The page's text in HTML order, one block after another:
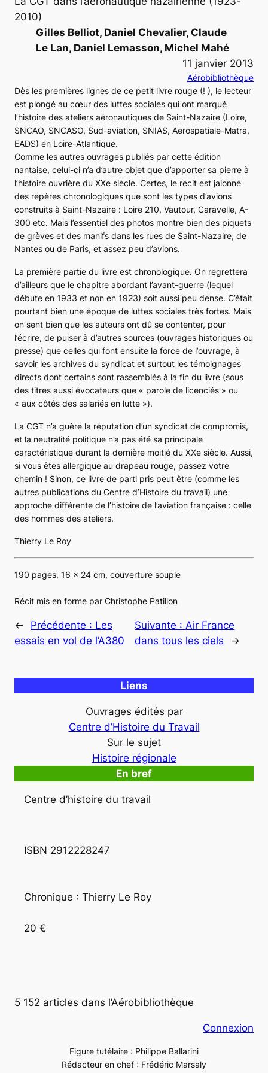
2010)
Gilles Belliot, Daniel Chevalier, Claude
Le Lan, Daniel Lemasson, Michel Mahé
11 janvier 2013
Aérobibliothèque
Dès les premières lignes de ce petit livre rouge (! ), le lecteur
est plongé au cœur des luttes sociales qui ont marqué
l’histoire des ateliers aéronautiques de Saint-Nazaire (Loire,
SNCAO, SNCASO, Sud-aviation, SNIAS, Aerospatiale-Matra,
EADS) en Loire-Atlantique.
Comme les autres ouvrages publiés par cette édition
nantaise, celui-ci n’a d’autre objet que d’apporter sa pierre à
l’histoire ouvrière du XXe siècle. Certes, le récit est jalonné
des repères chronologiques que sont les types d’avions
construits à Saint-Nazaire : Loire 210, Vautour, Caravelle, A-
300 etc. Mais l’essentiel des photos montre bien des piquets
de grèves et des manifs dans les rues de Saint-Nazaire, de
Nantes ou de Paris, et assez peu d’avions.
La première partie du livre est chronologique. On regrettera
d’ailleurs que le chapitre abordant l’avant-guerre (lequel
débute en 1933 et non en 1923) soit aussi peu dense. C’était
pourtant bien une époque de luttes sociales très fortes. Mais
on sent bien que les auteurs ont dû se contenter, pour
l’écrire, de puiser à d’autres sources (ouvrages historiques ou
presse) que celles qui font ensuite la force de l’ouvrage, à
savoir les archives du syndicat et surtout les témoignages
directs dont certains sont rassemblés à la fin du livre (sous
des titres aussi évocateurs que « parole de licenciés » ou
« aux côtés des salariés en lutte »).
La CGT n’a guère la réputation d’un syndicat de compromis,
et la neutralité politique n’a pas été sa principale
caractéristique durant la dernière moitié du XXe siècle. Aussi,
si vous êtes allergique au drapeau rouge, passez votre
chemin ! Sinon, ce livre de parti pris peut être (comme les
autres publications du Centre d’Histoire du travail) une
approche différente de l’histoire de l’aviation française : celle
des hommes des ateliers.
Thierry Le Roy
190 pages, 16 x 24 cm, couverture souple
Récit mis en forme par Christophe Patillon
← Précédente : Les
essais en vol de l’A380
Suivante : Air France
dans tous les ciels
→
Liens
Ouvrages édités par
Centre d’Histoire du Travail
Sur le sujet
Histoire régionale
En bref
Centre d’histoire du travail
ISBN 2912228247
Chronique : Thierry Le Roy
20 €
5 152 articles dans l’Aérobibliothèque
Connexion
Figure tutélaire : Philippe Ballarini
Rédacteur en chef : Frédéric Marsaly